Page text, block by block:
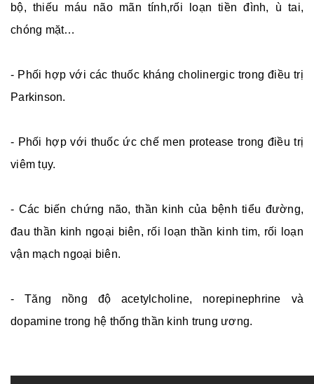
bộ, thiếu máu não mãn tính,rối loạn tiền đình, ù tai,
chóng mặt…
- Phối hợp với các thuốc kháng cholinergic trong điều trị
Parkinson.
- Phối hợp với thuốc ức chế men protease trong điều trị
viêm tụy.
- Các biến chứng não, thần kinh của bệnh tiểu đường,
đau thần kinh ngoại biên, rối loạn thần kinh tim, rối loạn
vận mạch ngoại biên.
- Tăng nồng độ acetylcholine, norepinephrine và
dopamine trong hệ thống thần kinh trung ương.